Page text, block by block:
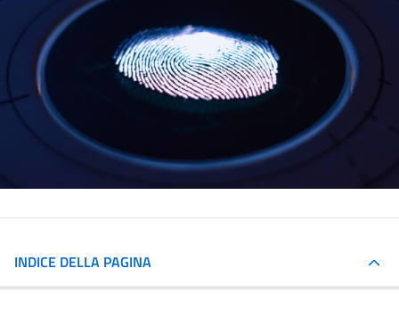
INDICE DELLA PAGINA